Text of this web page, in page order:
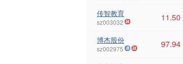
传智教育
sz003032 11.50
博杰股份
sz002975 97.94